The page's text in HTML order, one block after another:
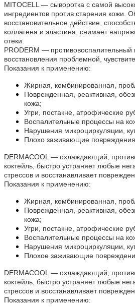
MITOCELL — сыворотка с самой
ингредиентов против старения кожи.
восстановительное действие,
коллагена и эластина, снимает
отеки.
PRODERM — противовоспалительный
восстановления проблемной,
Показания к применению:
Жирная, комбинированная,
Поврежденная, реактивная,
кожа;
Угри, постакне, атрофические
Воспалительные процессы на
Нарушения микроциркуляции,
Плохо заживающие повреждения.
DERMACOOL — охлаждающий,
коктейль, быстро устраняет любые
стрессов и восстанавливает
Показания к применению:
Жирная, комбинированная,
Поврежденная, реактивная,
кожа;
Угри, постакне, атрофические
Воспалительные процессы на
Нарушения микроциркуляции,
Плохое заживающие
DERMACOOL — охлаждающий,
коктейль, быстро устраняет любые
стрессов и восстанавливает
Показания к применению: